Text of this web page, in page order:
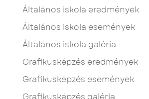
Általános iskola eredmények
Általános iskola események
Általános iskola galéria
Grafikusképzés eredmények
Grafikusképzés események